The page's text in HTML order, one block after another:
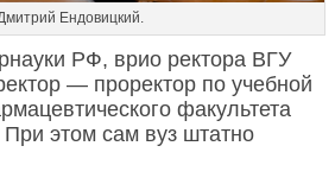
Ендовицкий.
РФ, врио ректора ВГУ
— проректор по учебной
факультета
этом сам вуз штатно